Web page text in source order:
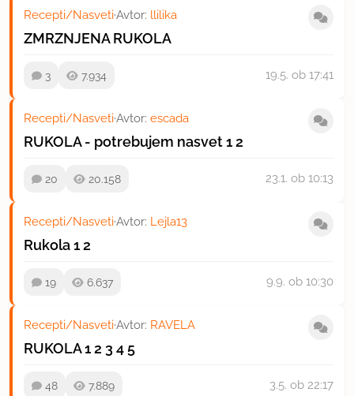
Recepti/Nasveti·Avtor: llilika
ZMRZNJENA RUKOLA
3 7.934 19.5. ob 17:41
Recepti/Nasveti·Avtor: escada
RUKOLA - potrebujem nasvet1 2
20 20.158 23.1. ob 10:13
Recepti/Nasveti·Avtor: Lejla13
Rukola1 2
19 6.637 9.9. ob 10:30
Recepti/Nasveti·Avtor: RAVELA
RUKOLA1 2 3 4 5
48 7.889 3.5. ob 22:17